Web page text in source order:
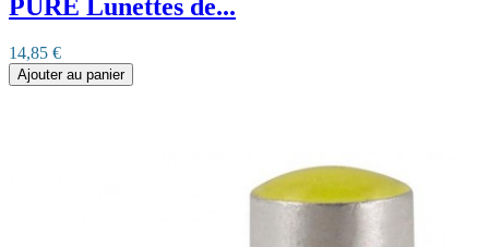
PURE Lunettes de...
14,85 €
Ajouter au panier